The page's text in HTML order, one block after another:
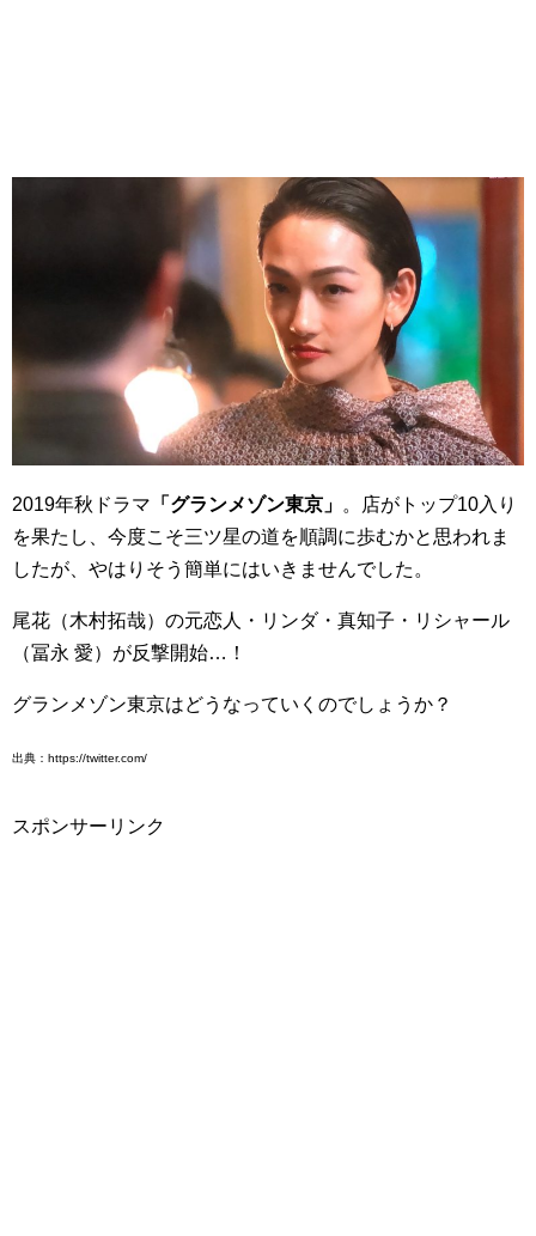
2019年秋ドラマ 「グランメゾン東京」 。店がトップ10入り
を果たし、今度こそ三ツ星の道を順調に歩むかと思われま
したが、やはりそう簡単にはいきませんでした。
尾花（木村拓哉）の元恋人・リンダ・真知子・リシャール
（冨永 愛）が反撃開始…！
グランメゾン東京はどうなっていくのでしょうか？
出典：https://twitter.com/
スポンサーリンク